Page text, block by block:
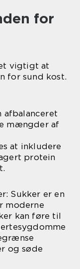
for
vigtigt at
for sund kost.
afbalanceret
mængder af
at inkludere
protein
Sukker er en
moderne
kan føre til
og søde